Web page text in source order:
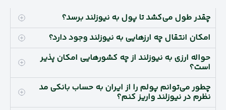
چقدر طول می‌کشد تا پول به نیوزلند برسد؟
امکان انتقال چه ارزهایی به نیوزلند وجود دارد؟
حواله ارزی به نیوزلند از چه کشورهایی امکان پذیر
است؟
چطور می‌توانم پولم را از ایران به حساب بانکی مد
نظرم در نیوزلند واریز کنم؟